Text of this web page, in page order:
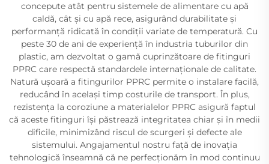
concepute atât pentru sistemele de alimentare cu apă
caldă, cât și cu apă rece, asigurând durabilitate și
performanță ridicată în condiții variate de temperatură. Cu
peste 30 de ani de experiență în industria tuburilor din
plastic, am dezvoltat o gamă cuprinzătoare de fitinguri
PPRC care respectă standardele internaționale de calitate.
Natură ușoară a fitingurilor PPRC permite o instalare facilă,
reducând în același timp costurile de transport. În plus,
rezistența la coroziune a materialelor PPRC asigură faptul
că aceste fitinguri își păstrează integritatea chiar și în medii
dificile, minimizând riscul de scurgeri și defecte ale
sistemului. Angajamentul nostru față de inovația
tehnologică înseamnă că ne perfecționăm în mod continuu